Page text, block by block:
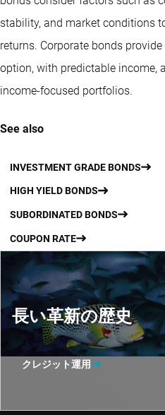
stability, and market conditions
returns. Corporate bonds
option, with predictable income,
income-focused portfolios.
See also
INVESTMENT GRADE BONDS
HIGH YIELD BONDS
SUBORDINATED BONDS
COUPON RATE
長い革新の歴史
クレジット運用